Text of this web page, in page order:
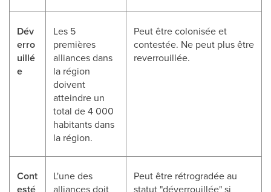
Dév
erro
uillé
e
Les 5
premières
alliances dans
la région
doivent
atteindre un
total de 4 000
habitants dans
la région.
Peut être colonisée et
contestée. Ne peut plus être
reverrouillée.
Cont
L'une des
alliances doit
Peut être rétrogradée au
statut "déverrouillée" si